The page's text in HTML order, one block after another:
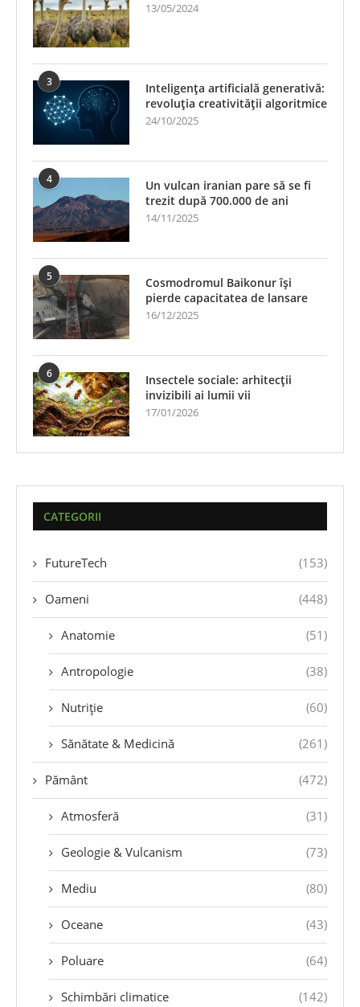
13/05/2024
3
Inteligența artificială generativă:
revoluția creativității algoritmice
24/10/2025
4
Un vulcan iranian pare să se fi
trezit după 700.000 de ani
14/11/2025
5
Cosmodromul Baikonur își
pierde capacitatea de lansare
16/12/2025
6
Insectele sociale: arhitecții
invizibili ai lumii vii
17/01/2026
CATEGORII
FutureTech (153)
Oameni (448)
Anatomie (51)
Antropologie (38)
Nutriție (60)
Sănătate & Medicină (261)
Pământ (472)
Atmosferă (31)
Geologie & Vulcanism (73)
Mediu (80)
Oceane (43)
Poluare (64)
Schimbări climatice (142)